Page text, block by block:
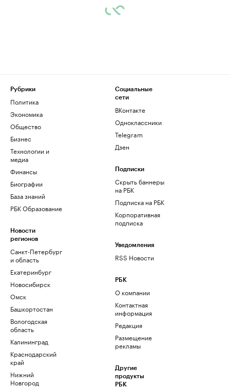
Рубрики
Политика
Экономика
Общество
Бизнес
Технологии и
медиа
Финансы
Биографии
База знаний
РБК Образование
Новости
регионов
Санкт-Петербург
и область
Екатеринбург
Новосибирск
Омск
Башкортостан
Вологодская
область
Калининград
Краснодарский
край
Нижний
Новгород
Социальные
сети
ВКонтакте
Одноклассники
Telegram
Дзен
Подписки
Скрыть баннеры
на РБК
Подписка на РБК
Корпоративная
подписка
Уведомления
RSS Новости
РБК
О компании
Контактная
информация
Редакция
Размещение
рекламы
Другие
продукты
РБК